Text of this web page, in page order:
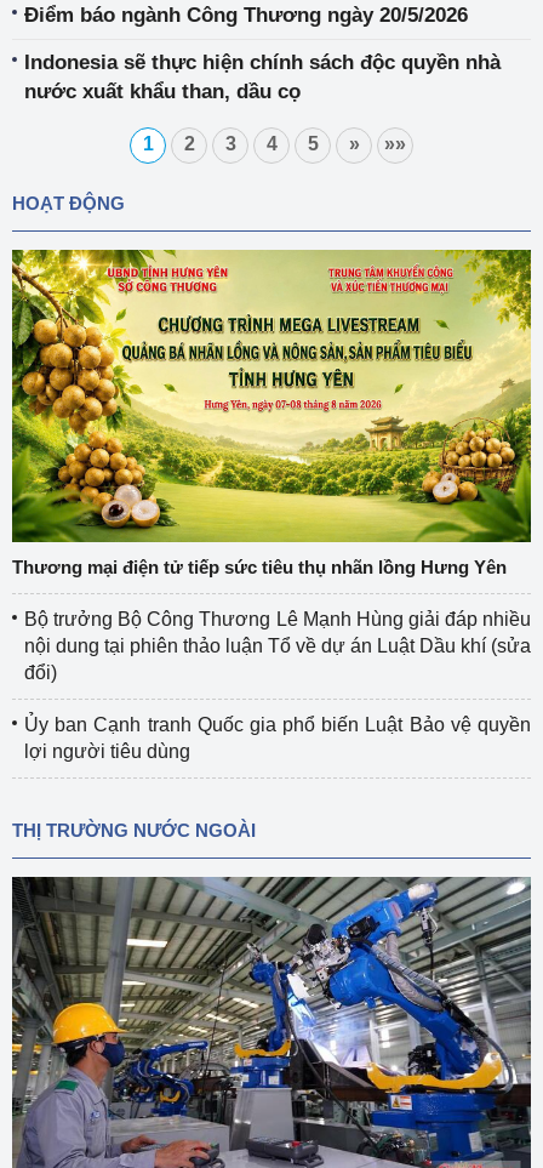
Điểm báo ngành Công Thương ngày 20/5/2026
Indonesia sẽ thực hiện chính sách độc quyền nhà
nước xuất khẩu than, dầu cọ
1 2 3 4 5 » »»
HOẠT ĐỘNG
Thương mại điện tử tiếp sức tiêu thụ nhãn lồng Hưng Yên
Bộ trưởng Bộ Công Thương Lê Mạnh Hùng giải đáp nhiều
nội dung tại phiên thảo luận Tổ về dự án Luật Dầu khí (sửa
đổi)
Ủy ban Cạnh tranh Quốc gia phổ biến Luật Bảo vệ quyền
lợi người tiêu dùng
THỊ TRƯỜNG NƯỚC NGOÀI